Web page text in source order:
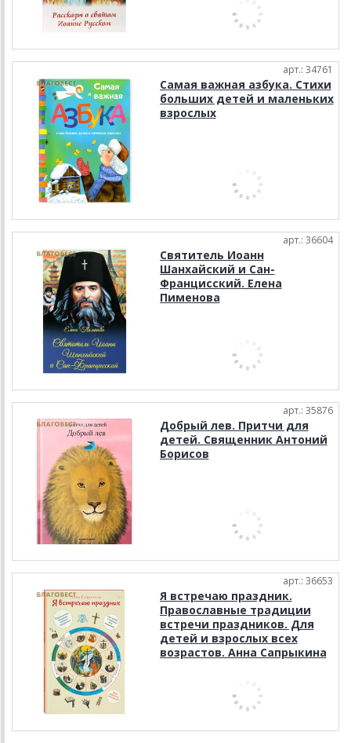
арт.: 34761
Самая важная азбука. Стихи
больших детей и маленьких
взрослых
арт.: 36604
Святитель Иоанн
Шанхайский и Сан-
Францисский. Елена
Пименова
арт.: 35876
Добрый лев. Притчи для
детей. Священник Антоний
Борисов
арт.: 36653
Я встречаю праздник.
Православные традиции
встречи праздников. Для
детей и взрослых всех
возрастов. Анна Сапрыкина